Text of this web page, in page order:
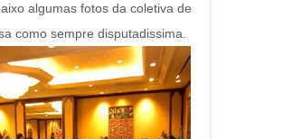
algumas fotos da coletiva de
como sempre disputadissima.